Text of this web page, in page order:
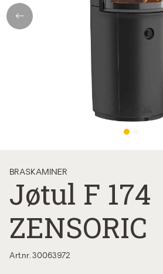
Previous
BRASKAMINER
Jøtul F 174
ZENSORIC
Art.nr. 30063972